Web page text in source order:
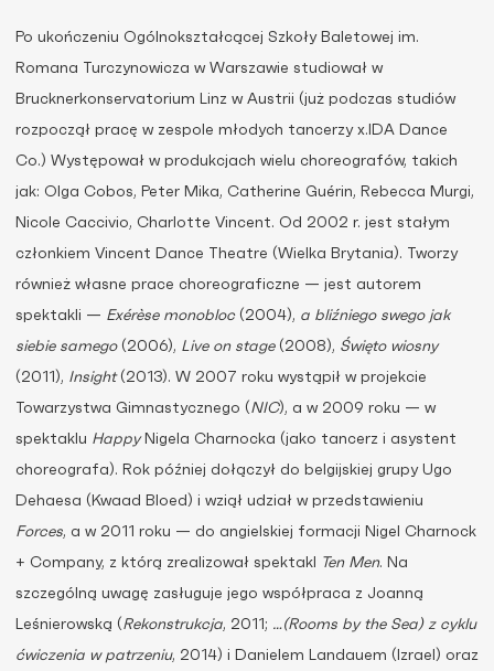
Po ukończeniu Ogólnokształcącej Szkoły Baletowej im.
Romana Turczynowicza w Warszawie studiował w
Brucknerkonservatorium Linz w Austrii (już podczas studiów
rozpoczął pracę w zespole młodych tancerzy x.IDA Dance
Co.) Występował w produkcjach wielu choreografów, takich
jak: Olga Cobos, Peter Mika, Catherine Guérin, Rebecca Murgi,
Nicole Caccivio, Charlotte Vincent. Od 2002 r. jest stałym
członkiem Vincent Dance Theatre (Wielka Brytania). Tworzy
również własne prace choreograficzne — jest autorem
spektakli — Exérèse monobloc(2004), a bliźniego swego jak
siebie samego(2006), Live on stage(2008), Święto wiosny
(2011), Insight(2013). W 2007 roku wystąpił w projekcie
Towarzystwa Gimnastycznego (NIC), a w 2009 roku — w
spektaklu HappyNigela Charnocka (jako tancerz i asystent
choreografa). Rok później dołączył do belgijskiej grupy Ugo
Dehaesa (Kwaad Bloed) i wziął udział w przedstawieniu
Forces, a w 2011 roku — do angielskiej formacji Nigel Charnock
+ Company, z którą zrealizował spektakl
Ten Men. Na
szczególną uwagę zasługuje jego współpraca z Joanną
Leśnierowską (Rekonstrukcja, 2011; …(Rooms by the Sea) z cyklu
ćwiczenia w patrzeniu, 2014) i Danielem Landauem (Izrael) oraz